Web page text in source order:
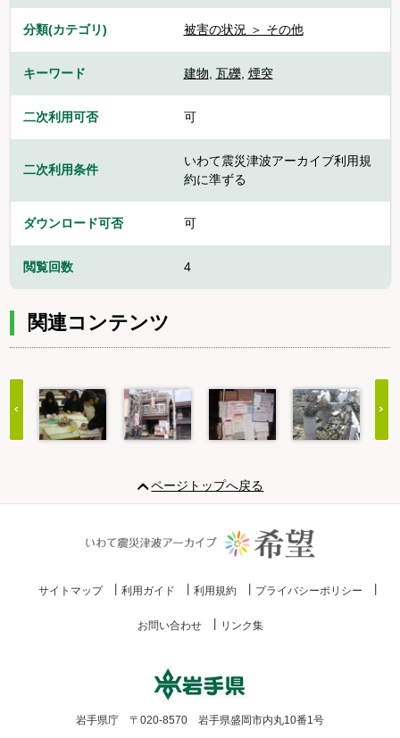
分類(カテゴリ) 被害の状況 ＞ その他
キーワード 建物, 瓦礫, 煙突
二次利用可否 可
二次利用条件
いわて震災津波アーカイブ利用規
約に準ずる
ダウンロード可否 可
閲覧回数 4
関連コンテンツ
20
ページトップへ戻る
サイトマップ 利用ガイド 利用規約 プライバシーポリシー
お問い合わせ リンク集
岩手県庁 〒020-8570 岩手県盛岡市内丸10番1号